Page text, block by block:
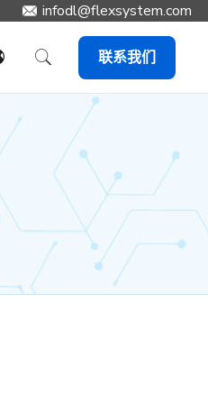
infodl@flexsystem.com
联系我们